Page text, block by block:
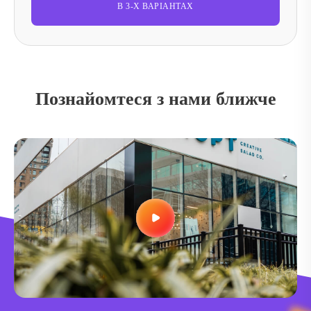
В 3-Х ВАРІАНТАХ
Познайомтеся з нами ближче